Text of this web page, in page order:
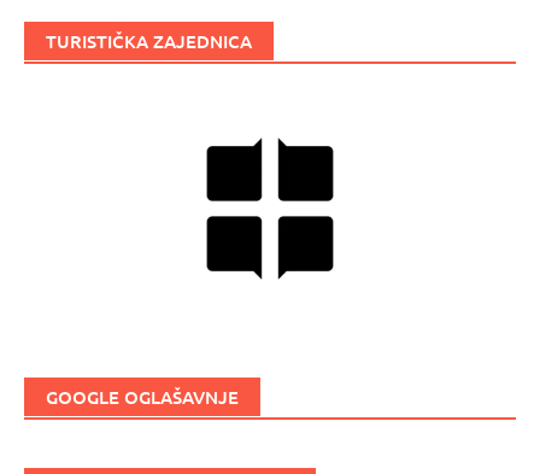
TURISTIČKA ZAJEDNICA
GOOGLE OGLAŠAVNJE